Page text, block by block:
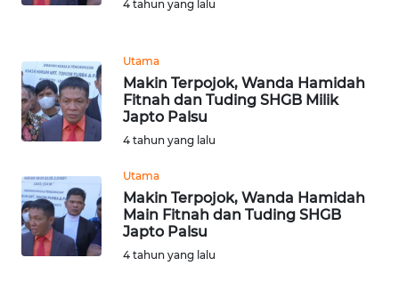
4 tahun yang lalu
Utama
Makin Terpojok, Wanda Hamidah
Fitnah dan Tuding SHGB Milik
Japto Palsu
4 tahun yang lalu
Utama
Makin Terpojok, Wanda Hamidah
Main Fitnah dan Tuding SHGB
Japto Palsu
4 tahun yang lalu
WN
SULUT
WN
WN
MALUT